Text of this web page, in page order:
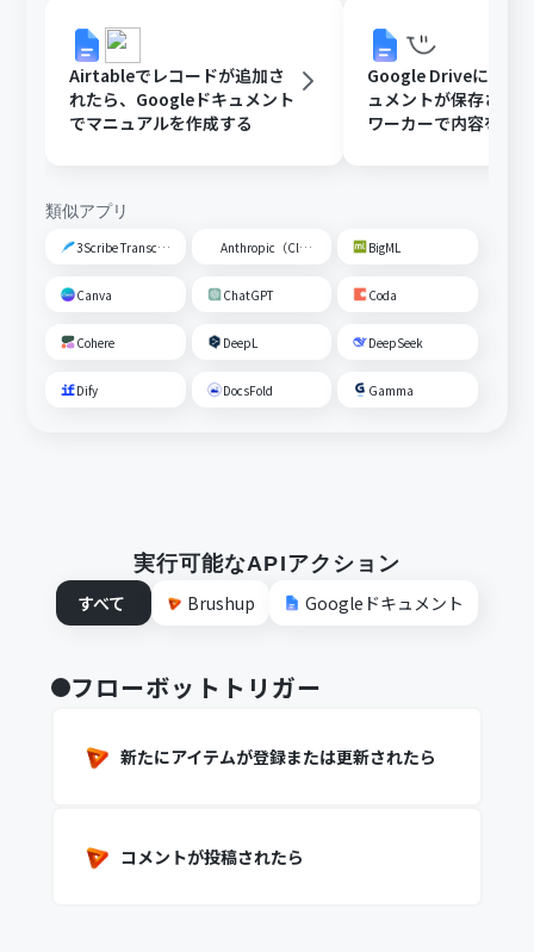
Airtableでレコードが追加さ
れたら、Googleドキュメント
でマニュアルを作成する
Google Driveに
ュメントが保存され
ワーカーで内容を読
類似アプリ
3Scribe Transcription Anthropic（Claude） BigML
Canva ChatGPT Coda
Cohere DeepL DeepSeek
Dify DocsFold Gamma
実行可能なAPIアクション
すべて
Brushup Googleドキュメント
フローボットトリガー
新たにアイテムが登録または更新されたら
コメントが投稿されたら